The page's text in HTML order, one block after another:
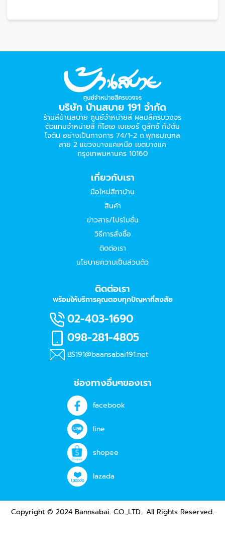
บริษัท บ้านสบาย 191 จำกัด
ร้านสีบ้านสบาย ศูนย์จำหน่ายสี ผสมสีครบวงจร
ตัวแทนจำหน่ายสี ทีโอเอ เบเยอร์​ ดูลักซ์ กัปตัน
โจตัน อย่างเป็นทางการ 74/1-2 ถ.พุทธมณฑล
สาย 2 แขวงบางแคเหนือ เขตบางแค
กรุงเทพมหานคร 10160
เกี่ยวกับเรา
มือใหม่สีทาบ้าน
สินค้า
ข่าวสาร/โปรโมชั่น
วิธีการสั่งซื้อ
ติดต่อเรา
นโยบายความเป็นส่วนตัว
ติดต่อเรา
พร้อมให้บริการคุณตอบทุกปัญหาที่สงสัย
02-403-1690
098-281-4805
BS191@baansabai191.net
ช่องทางอื่นๆของเรา
facebook
line
shopee
lazada
Copyright © 2024 Bannsabai. CO.,LTD.. All Rights Reserved.